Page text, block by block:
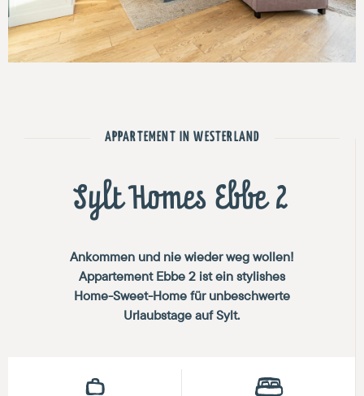
APPARTEMENT IN WESTERLAND
Sylt Homes Ebbe 2
Ankommen und nie wieder weg wollen!
Appartement Ebbe 2 ist ein stylishes
Home-Sweet-Home für unbeschwerte
Urlaubstage auf Sylt.